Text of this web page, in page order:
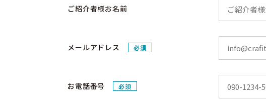
ご紹介者様お名前
メールアドレス 必須
お電話番号 必須